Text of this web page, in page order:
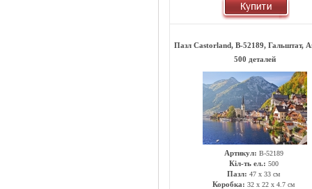
Пазл Castorland, B-52189, Гальштат,
500 деталей
Артикул: B-52189
Кіл-ть ел.: 500
Пазл: 47 х 33 см
Коробка: 32 x 22 x 4.7 см